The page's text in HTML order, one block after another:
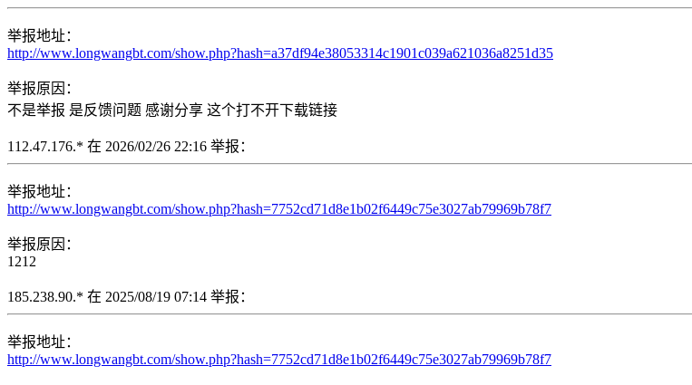
举报地址：
http://www.longwangbt.com/show.php?hash=a37df94e38053314c1901c039a621036a8251d35
举报原因：
不是举报 是反馈问题 感谢分享 这个打不开下载链接
112.47.176.* 在 2026/02/26 22:16 举报：
举报地址：
http://www.longwangbt.com/show.php?hash=7752cd71d8e1b02f6449c75e3027ab79969b78f7
举报原因：
1212
185.238.90.* 在 2025/08/19 07:14 举报：
举报地址：
http://www.longwangbt.com/show.php?hash=7752cd71d8e1b02f6449c75e3027ab79969b78f7